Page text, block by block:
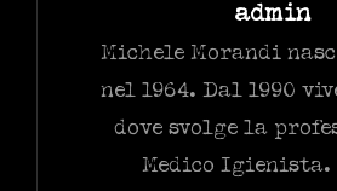
Author:
admin
Michele Morandi
nel 1964. Dal 1990
dove svolge la
Medico